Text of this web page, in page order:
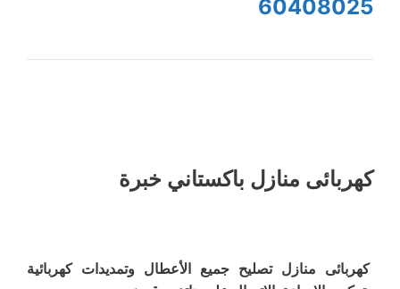
60408025
كهربائى منازل باكستاني خبرة
كهربائى منازل تصليح جميع الأعطال وتمديدات كهربائية